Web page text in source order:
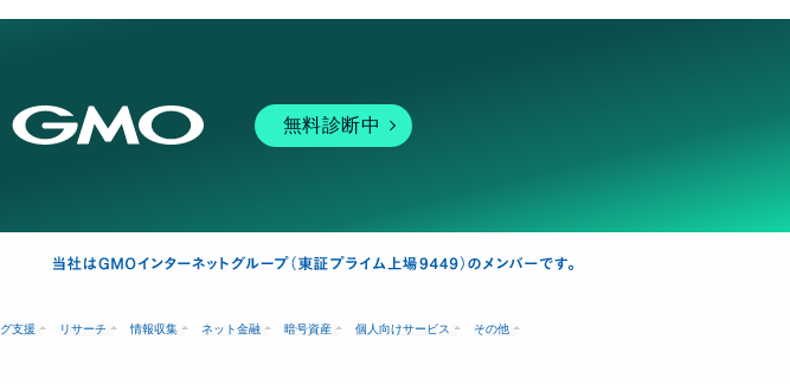
無料診断中
支援 リサーチ 情報収集 ネット金融 暗号資産 個人向けサービス その他